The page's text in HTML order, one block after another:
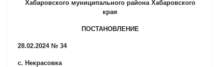
Хабаровского муниципального района Хабаровского
края
ПОСТАНОВЛЕНИЕ
28.02.2024 № 34
с. Некрасовка